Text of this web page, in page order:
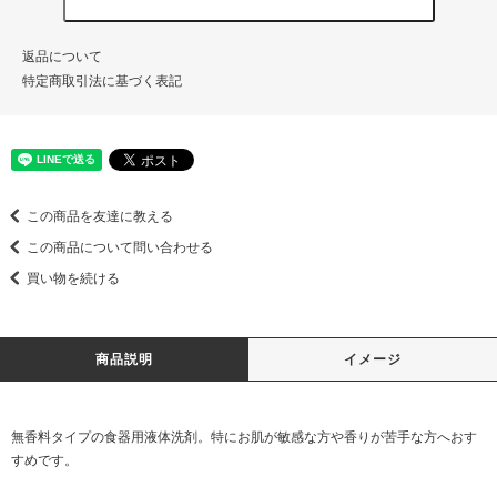
返品について
特定商取引法に基づく表記
この商品を友達に教える
この商品について問い合わせる
買い物を続ける
商品説明 イメージ
無香料タイプの食器用液体洗剤。特にお肌が敏感な方や香りが苦手な方へおす
すめです。